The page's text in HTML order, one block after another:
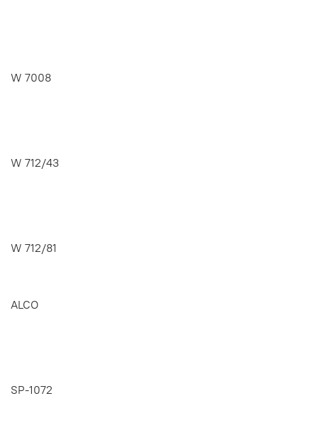
W 7008
W 712/43
W 712/81
ALCO
SP-1072